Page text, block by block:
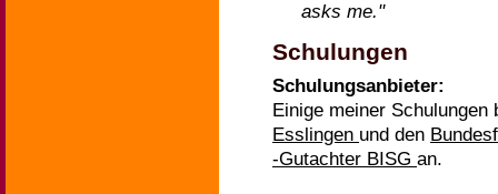
asks me."
Schulungen
Schulungsanbieter:
Einige meiner
Esslingen und den
-Gutachter BISGan.